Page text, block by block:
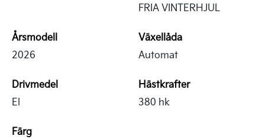
FRIA VINTERHJUL
Årsmodell
2026
Växellåda
Automat
Drivmedel
El
Hästkrafter
380 hk
Färg